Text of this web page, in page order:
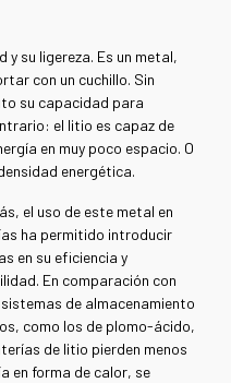
su ligereza. Es un metal,
con un cuchillo. Sin
su capacidad para
el litio es capaz de
en muy poco espacio. O
energética.
el uso de este metal en
ha permitido introducir
en su eficiencia y
En comparación con
de almacenamiento
como los de plomo-ácido,
de litio pierden menos
en forma de calor, se